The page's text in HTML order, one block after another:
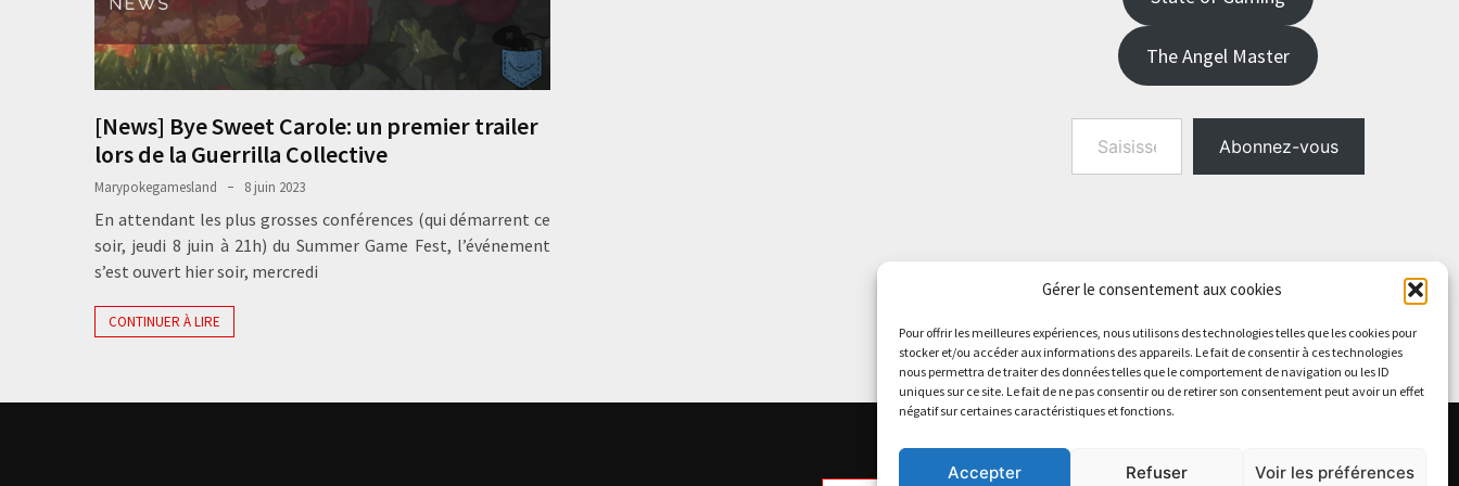
Gérer le consentement aux cookies
Pour offrir les meilleures expériences, nous utilisons des technologies telles que les cookies pour
stocker et/ou accéder aux informations des appareils. Le fait de consentir à ces technologies
nous permettra de traiter des données telles que le comportement de navigation ou les ID
uniques sur ce site. Le fait de ne pas consentir ou de retirer son consentement peut avoir un effet
négatif sur certaines caractéristiques et fonctions.
Accepter Refuser Voir les préférences
[News] Bye Sweet Carole: un premier trailer
lors de la Guerrilla Collective
Marypokegamesland 8 juin 2023
En attendant les plus grosses conférences (qui démarrent ce
soir, jeudi 8 juin à 21h) du Summer Game Fest, l’événement
s’est ouvert hier soir, mercredi
CONTINUER À LIRE
The Angel Master
Saisissez votre adresse e-mail…
Abonnez-vous